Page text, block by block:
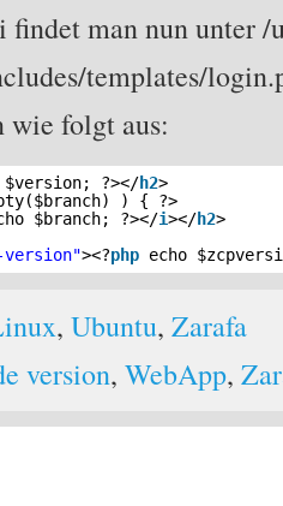
man nun unter /
templates/
wie folgt aus:
$version; ?></h2>
) { ?>
$branch; ?></i></h2>
version"><?php echo
,Ubuntu,Zarafa
version,WebApp,